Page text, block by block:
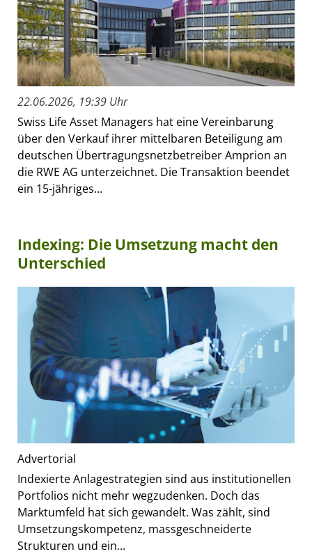
22.06.2026, 19:39 Uhr
Swiss Life Asset Managers hat eine Vereinbarung
über den Verkauf ihrer mittelbaren Beteiligung am
deutschen Übertragungsnetzbetreiber Amprion an
die RWE AG unterzeichnet. Die Transaktion beendet
ein 15-jähriges...
Indexing: Die Umsetzung macht den
Unterschied
Advertorial
Indexierte Anlagestrategien sind aus institutionellen
Portfolios nicht mehr wegzudenken. Doch das
Marktumfeld hat sich gewandelt. Was zählt, sind
Umsetzungskompetenz, massgeschneiderte
Strukturen und ein...